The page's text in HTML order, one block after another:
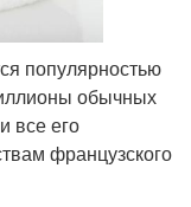
популярностью
обычных
все его
французского